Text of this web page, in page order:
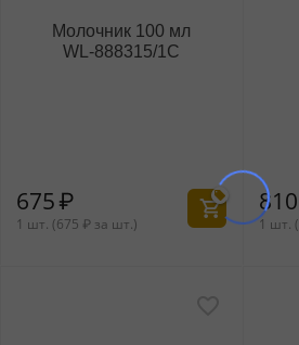
Молочник 100 мл
WL‑888315/1C
675₽
1 шт. (675 ₽ за шт.)
810
1 шт. (